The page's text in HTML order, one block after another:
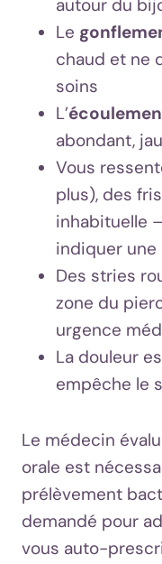
autour du
Le
chaud et ne
soins
L’
abondant,
Vous
plus), des
inhabituelle
indiquer
Des stries
zone du
urgence
La douleur
empêche le
Le médecin
orale est
prélèvement
demandé pour
vous auto-